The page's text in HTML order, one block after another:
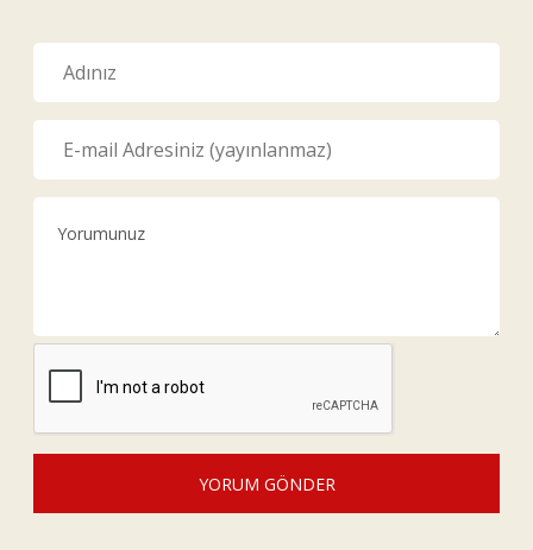
YORUM GÖNDER